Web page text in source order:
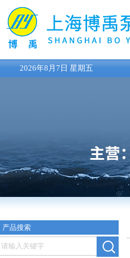
2026年8月7日 星期五
产品搜索